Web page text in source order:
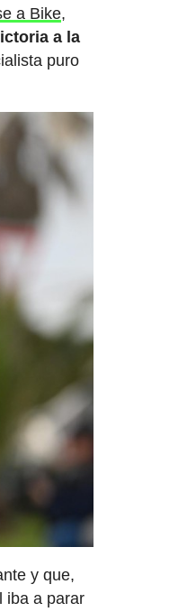
a Bike,
a la
puro
y que,
iba a parar